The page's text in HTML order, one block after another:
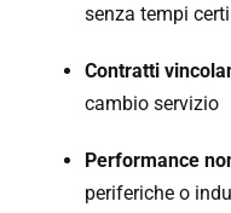
senza tempi certi
Contratti
cambio servizio
Performance
periferiche o